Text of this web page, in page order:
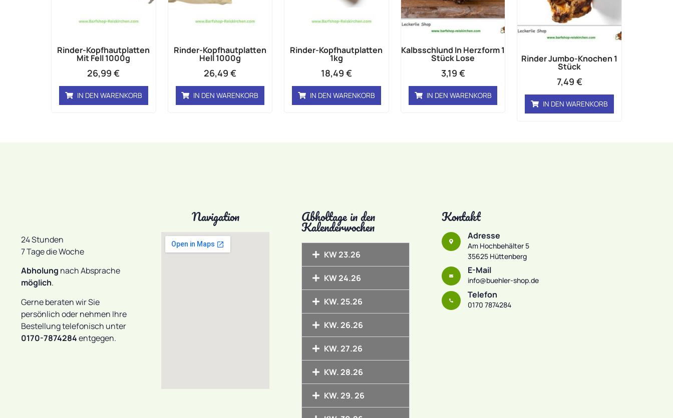
Rinder-Kopfhautplatten
Mit Fell 1000g
26,99€
IN DEN WARENKORB
Rinder-Kopfhautplatten
Hell 1000g
26,49 €
IN DEN WARENKORB
Rinder-Kopfhautplatten
1kg
18,49 €
IN DEN WARENKORB
Kalbsschlund In Herzform 1
Stück Lose
3,19 €
IN DEN WARENKORB
Rinder Jumbo-Knochen 1
Stück
7,49 €
IN DEN WARENKORB
24 Stunden
7 Tage die Woche
Abholung nach Absprache
möglich.
Gerne beraten wir Sie
persönlich oder nehmen Ihre
Bestellung telefonisch unter
0170-7874284entgegen.
Navigation Abholtage in den
Kalenderwochen
KW 23.26
KW 24.26
KW. 25.26
KW. 26.26
KW. 27.26
KW. 28.26
KW. 29. 26
Kontakt
Adresse
Am Hochbehälter 5
35625 Hüttenberg
E-Mail
info@buehler-shop.de
Telefon
0170 7874284